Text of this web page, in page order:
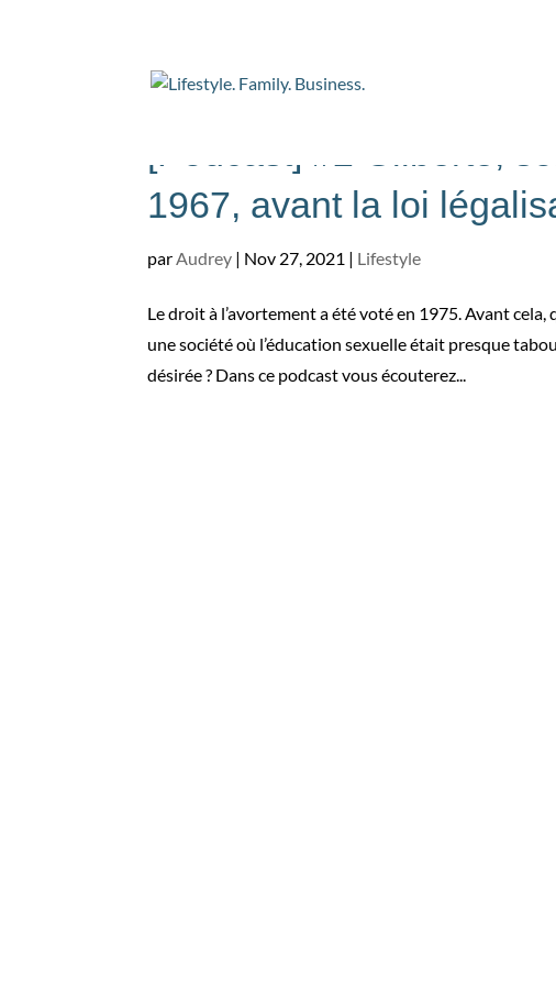
1967, avant la loi
parAudrey | Nov 27, 2021 | Lifestyle
Le droit à l’avortement a été voté en 1975. Avant
une société où l’éducation sexuelle était presque
désirée ? Dans ce podcast vous écouterez...